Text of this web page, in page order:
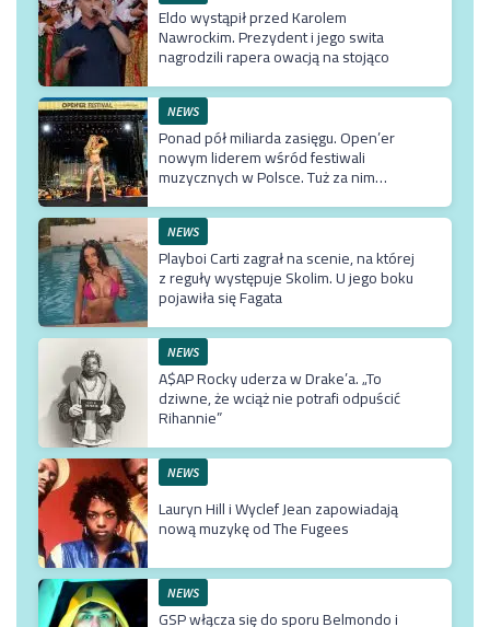
Eldo wystąpił przed Karolem
Nawrockim. Prezydent i jego swita
nagrodzili rapera owacją na stojąco
NEWS
Ponad pół miliarda zasięgu. Open’er
nowym liderem wśród festiwali
muzycznych w Polsce. Tuż za nim
NEWS
Playboi Carti zagrał na scenie, na której
z reguły występuje Skolim. U jego boku
pojawiła się Fagata
NEWS
A$AP Rocky uderza w Drake’a. „To
dziwne, że wciąż nie potrafi odpuścić
Rihannie”
NEWS
Lauryn Hill i Wyclef Jean zapowiadają
nową muzykę od The Fugees
NEWS
GSP włącza się do sporu Belmondo i